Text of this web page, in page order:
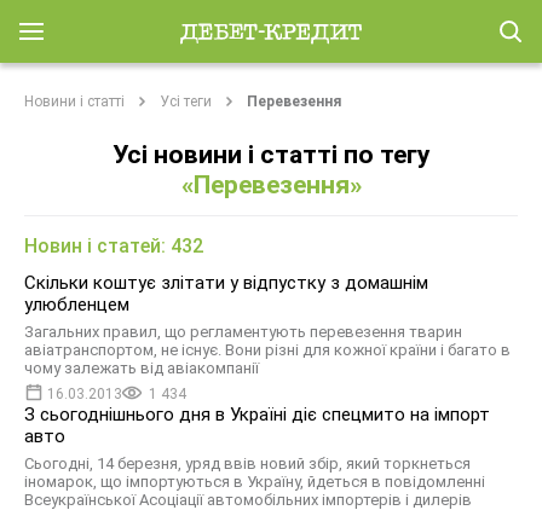
Новини і статті Усі теги Перевезення
Усі новини і статті по тегу
«Перевезення»
Новин і статей: 432
Скільки коштує злітати у відпустку з домашнім
улюбленцем
Загальних правил, що регламентують перевезення тварин
авіатранспортом, не існує. Вони різні для кожної країни і багато в
чому залежать від авіакомпанії
16.03.2013 1 434
З сьогоднішнього дня в Україні діє спецмито на імпорт
авто
Сьогодні, 14 березня, уряд ввів новий збір, який торкнеться
іномарок, що імпортуються в Україну, йдеться в повідомленні
Всеукраїнської Асоціації автомобільних імпортерів і дилерів